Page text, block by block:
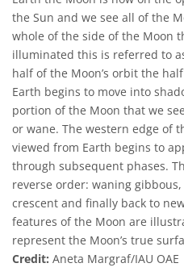
the Sun and we see all of the
whole of the side of the Moon
illuminated this is referred to
half of the Moon’s orbit the
Earth begins to move into
portion of the Moon that we
or wane. The western edge of
viewed from Earth begins to
through subsequent phases.
reverse order: waning
crescent and finally back to
features of the Moon are
represent the Moon’s true
Credit: Aneta Margraf/IAU OAE